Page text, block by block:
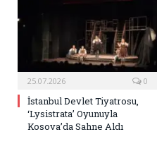
25.07.2026 0
İstanbul Devlet Tiyatrosu,
‘Lysistrata’ Oyunuyla
Kosova’da Sahne Aldı